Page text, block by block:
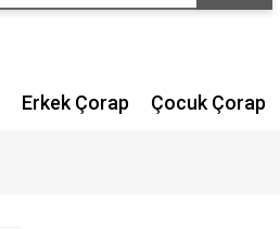
Erkek Çorap Çocuk Çorap